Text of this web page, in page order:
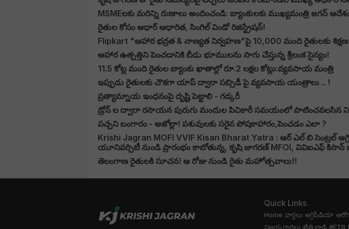
MSMEలకు మరిన్ని రుణాలు అందించండి: బ్యాంకులకు ముఖ్యమంత్రి జగన్
రైతుల కోసం ఆధార్ ఆధారిత, సింగిల్ విండో రిజిస్ట్రేషన్!
Flipkart "ఆహార భద్రత & నాణ్యత నిర్వహణ"పై 10,000 మంది రైతులకు
ఆహార ఉత్పత్తిని పెంచడానికి బీడు భూములను సాగు చేస్తున్న శ్రీలంక సైన్యం!
11.5 కోట్ల మంది రైతుల బ్యాంకు ఖాతాల్లో రూ.2 లక్షల కోట్లు:వ్యవసాయ మంత్రి
ఇప్పుడు రైతులకు చౌకగా యాప్ ద్వారా సబ్సిడీ పై వ్యవసాయ యంత్రాలు .. !
ప్రత్యామ్నాయ ఇంధనంపై దృష్టి పెట్టాలి - గడ్కరీ
డ్రోన్ ల ద్వారా రసాయన పురుగు మందుల పిచికారీ సమయంలో పాటించవలసిన
పచ్చని బంగారం - అజోల్లా! పశువులకు సరైన పోషకాహారం,పెంచడం ఎలా ?
Krishi Jagran MOFI VVIF Kisan Bharat Yatra : ఆర్ ఎల్ బి సెంట్రల్
యూనివర్సిటీ నుండి ప్రారంభం కాబోతున్న, కృషి జాగరణ్ MFOI, వివిఐఎఫ్
తెలంగాణ రైతులకి సూచన! ఆ రోజు నుండి రైతు మహోత్సవాలు!!
Quick Links
Home వార్తలు అగ్రిపీడియా
విజయ గాథలు ఖేతి బాడి #FTB